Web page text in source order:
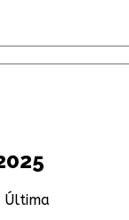
Última